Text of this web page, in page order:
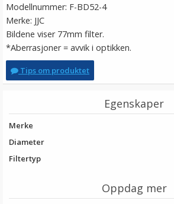
Modellnummer: F-BD52-4
Merke: JJC
Bildene viser 77mm filter.
*Aberrasjoner = avvik i optikken.
Tips om produktet
Egenskaper
Merke
Diameter
Filtertyp
Oppdag mer